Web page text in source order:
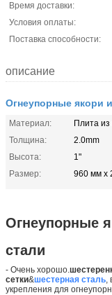
Время доставки:
Условия оплаты:
Поставка способности:
описание
Огнеупорные якори
Материал:
Плита
Толщина:
2.0mm
Высота:
1"
Размер:
960 мм x
Огнеупорные
стали
- Очень хорошо.
сетки&шестерная сталь,
укрепления для